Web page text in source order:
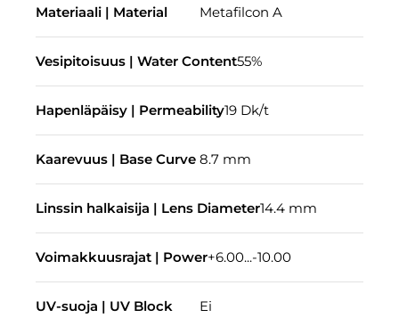
Materiaali | Material Metafilcon A
Vesipitoisuus | Water Content55%
Hapenläpäisy | Permeability19 Dk/t
Kaarevuus | Base Curve 8.7 mm
Linssin halkaisija | Lens Diameter14.4 mm
Voimakkuusrajat | Power+6.00...-10.00
UV-suoja | UV Block Ei